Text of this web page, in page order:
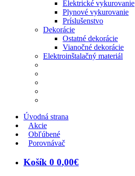
Elektrické vykurovanie
Plynové vykurovanie
Príslušenstvo
Dekorácie
Ostatné dekorácie
Vianočné dekorácie
Elektroinštalačný materiál
Úvodná strana
Akcie
Obľúbené
Porovnávač
Košík 0 0,00€